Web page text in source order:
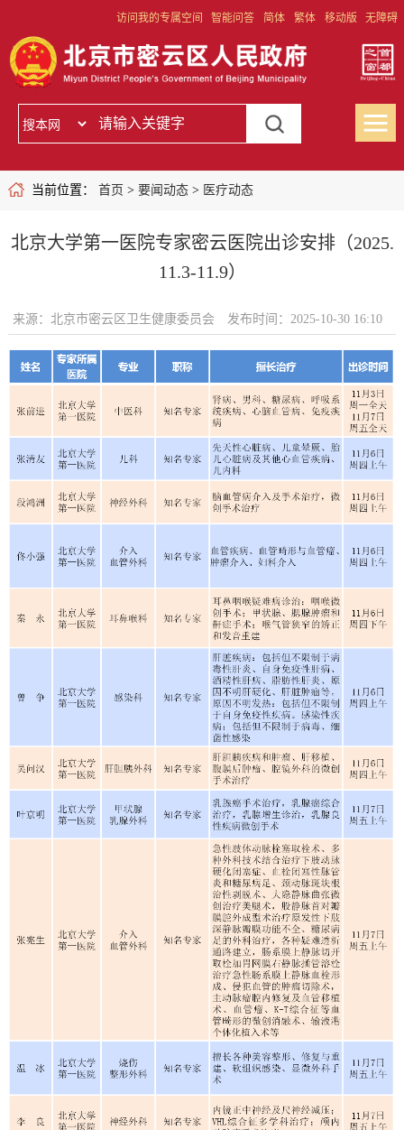
访问我的专属空间 智能问答 简体 繁体 移动版 无障碍
当前位置： 首页 > 要闻动态> 医疗动态
北京大学第一医院专家密云医院出诊安排（2025.
11.3-11.9）
来源：北京市密云区卫生健康委员会 发布时间：2025-10-30 16:10